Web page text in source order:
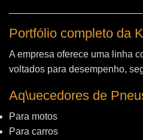
Portfólio completo da
A empresa oferece uma linha
voltados para desempenho,
Aq\uecedores de
Para motos
Para carros